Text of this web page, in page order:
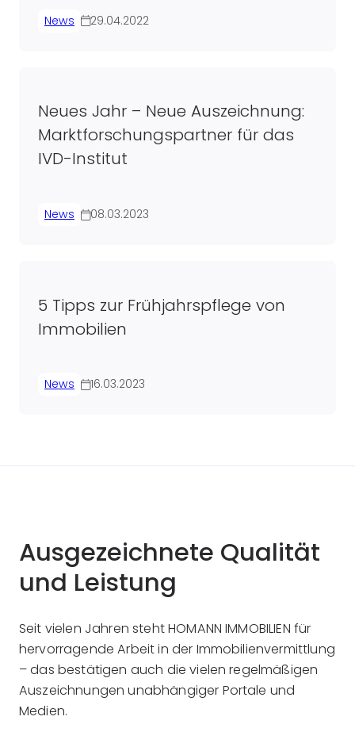
News 29.04.2022
Neues Jahr – Neue Auszeichnung:
Marktforschungspartner für das
IVD-Institut
News 08.03.2023
5 Tipps zur Frühjahrspflege von
Immobilien
News 16.03.2023
Ausgezeichnete Qualität
und Leistung
Seit vielen Jahren steht HOMANN IMMOBILIEN für
hervorragende Arbeit in der Immobilienvermittlung
– das bestätigen auch die vielen regelmäßigen
Auszeichnungen unabhängiger Portale und
Medien.